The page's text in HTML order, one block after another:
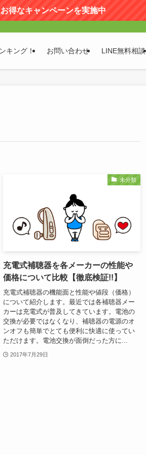
得なキャンペーンを実施中
キング！ お問い合わせ LINE無料相談
未分類
充電式補聴器を各メーカーの性能や
価格について比較【徹底検証!!】
充電式補聴器の機能面と性能や値段（価格）
について紹介します。最近では各補聴器メー
カーは充電式が普及してきています。電池の
交換が必要ではなくなり、補聴器の電源のオ
ンオフも簡単でとても便利に快適に使ってい
ただけます。電池交換が面倒だった方に...
2017年7月29日